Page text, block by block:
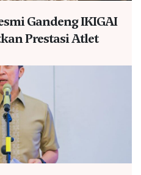
Gandeng IKIGAI
Prestasi Atlet